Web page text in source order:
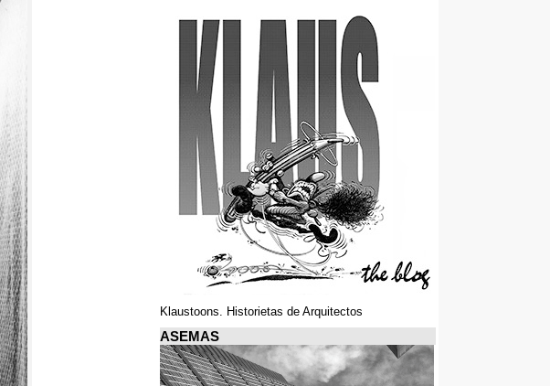
Klaustoons. Historietas de Arquitectos
ASEMAS